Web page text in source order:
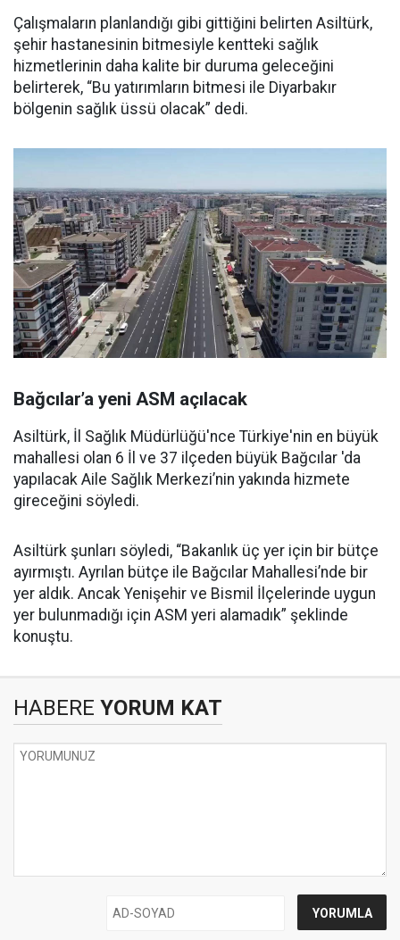
Çalışmaların planlandığı gibi gittiğini belirten Asiltürk,
şehir hastanesinin bitmesiyle kentteki sağlık
hizmetlerinin daha kalite bir duruma geleceğini
belirterek, “Bu yatırımların bitmesi ile Diyarbakır
bölgenin sağlık üssü olacak” dedi.
Bağcılar’a yeni ASM açılacak
Asiltürk, İl Sağlık Müdürlüğü'nce Türkiye'nin en büyük
mahallesi olan 6 İl ve 37 ilçeden büyük Bağcılar 'da
yapılacak Aile Sağlık Merkezi’nin yakında hizmete
gireceğini söyledi.
Asiltürk şunları söyledi, “Bakanlık üç yer için bir bütçe
ayırmıştı. Ayrılan bütçe ile Bağcılar Mahallesi’nde bir
yer aldık. Ancak Yenişehir ve Bismil İlçelerinde uygun
yer bulunmadığı için ASM yeri alamadık” şeklinde
konuştu.
HABERE YORUM KAT